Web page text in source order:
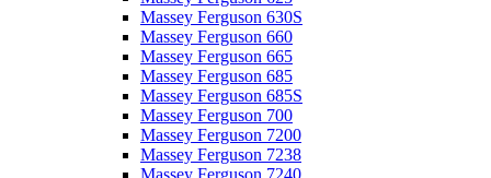
Massey Ferguson 630S
Massey Ferguson 660
Massey Ferguson 665
Massey Ferguson 685
Massey Ferguson 685S
Massey Ferguson 700
Massey Ferguson 7200
Massey Ferguson 7238
Massey Ferguson 7240